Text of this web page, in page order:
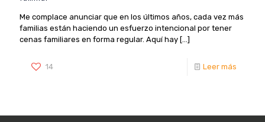
Me complace anunciar que en los últimos años, cada vez más
familias están haciendo un esfuerzo intencional por tener
cenas familiares en forma regular. Aquí hay […]
14 Leer más